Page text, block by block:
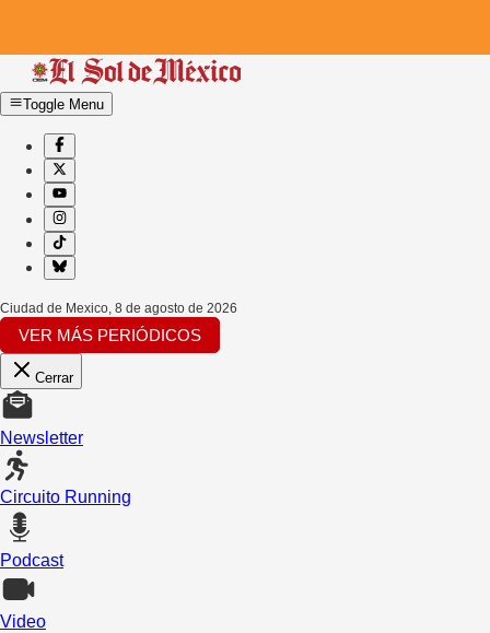
Toggle Menu
Ciudad de Mexico, 8 de agosto de 2026
VER MÁS PERIÓDICOS
Cerrar
Newsletter
Circuito Running
Podcast
Video